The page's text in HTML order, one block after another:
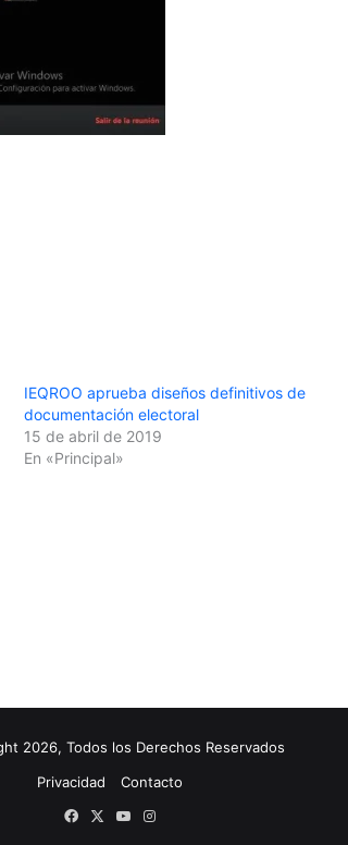
IEQROO aprueba diseños definitivos de
documentación electoral
15 de abril de 2019
En «Principal»
2026, Todos los Derechos Reservados
Privacidad
Contacto
Facebook
X YouTubeInstagram